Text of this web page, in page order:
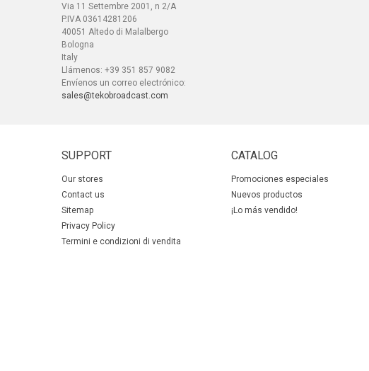
Via 11 Settembre 2001, n 2/A
P.IVA 03614281206
40051 Altedo di Malalbergo
Bologna
Italy
Llámenos: +39 351 857 9082
Envíenos un correo electrónico:
sales@tekobroadcast.com
SUPPORT
Our stores
Contact us
Sitemap
Privacy Policy
Termini e condizioni di vendita
CATALOG
Promociones especiales
Nuevos productos
¡Lo más vendido!